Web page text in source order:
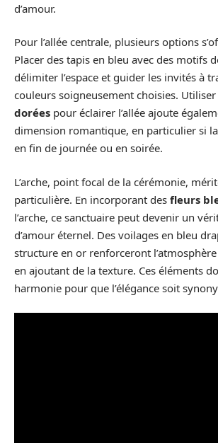
d’amour.
Pour l’allée centrale, plusieurs options
Placer des tapis en bleu avec des motifs
délimiter l’espace et guider les invités à
couleurs soigneusement choisies. Utiliser
dorées pour éclairer l’allée ajoute
dimension romantique, en particulier si
en fin de journée ou en soirée.
L’arche, point focal de la cérémonie,
particulière. En incorporant des fleurs
l’arche, ce sanctuaire peut devenir un
d’amour éternel. Des voilages en bleu
structure en or renforceront
en ajoutant de la texture. Ces éléments
harmonie pour que l’élégance soit